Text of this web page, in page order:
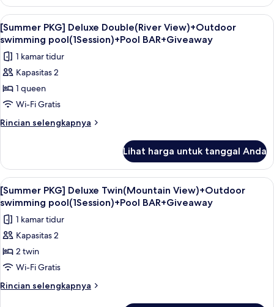
2
persons
[Package]
Deluxe
Double(River
View)
Breakfast
2
persons
Lihat
semua
foto
untuk
[Summer
PKG]
Deluxe
Double(River
pool(1Session)+Pool
BAR+Giveaway
Seprai premium, minibar, brankas,
1
[Summer PKG] Deluxe Double(River View)+Outdoor
swimming pool(1Session)+Pool BAR+Giveaway
1 kamar tidur
Kapasitas 2
1 queen
Wi-Fi Gratis
Rincian selengkapnya
Rincian
[Summer
PKG]
Deluxe
Double(River
View)+Outdoor
swimming
pool(1Session)+Pool
BAR+Giveaway
Lihat harga untuk tanggal Anda
Lihat
semua
foto
untuk
[Summer
PKG]
Deluxe
Twin(Mountain
Seprai premium, minibar, brankas,
1
[Summer PKG] Deluxe Twin(Mountain View)+Outdoor
swimming pool(1Session)+Pool BAR+Giveaway
1 kamar tidur
Kapasitas 2
2 twin
Wi-Fi Gratis
Rincian selengkapnya
Rincian